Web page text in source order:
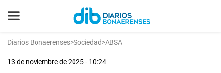
Diarios Bonaerenses>Sociedad>ABSA
13 de noviembre de 2025 - 10:24